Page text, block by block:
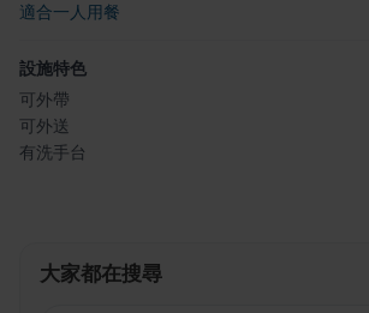
適合一人用餐
設施特色
可外帶
可外送
有洗手台
大家都在搜尋